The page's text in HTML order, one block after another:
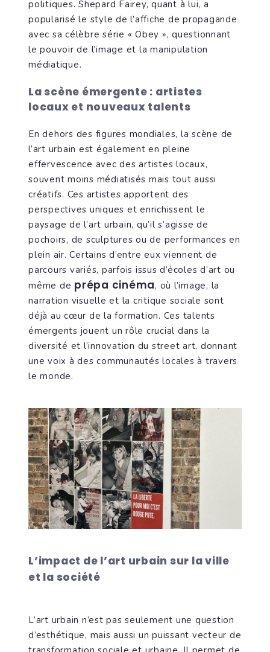
politiques. Shepard Fairey, quant à lui, a
popularisé le style de l’affiche de propagande
avec sa célèbre série « Obey », questionnant
le pouvoir de l’image et la manipulation
médiatique.
La scène émergente : artistes
locaux et nouveaux talents
En dehors des figures mondiales, la scène de
l’art urbain est également en pleine
effervescence avec des artistes locaux,
souvent moins médiatisés mais tout aussi
créatifs. Ces artistes apportent des
perspectives uniques et enrichissent le
paysage de l’art urbain, qu’il s’agisse de
pochoirs, de sculptures ou de performances en
plein air. Certains d’entre eux viennent de
parcours variés, parfois issus d’écoles d’art ou
même de prépa cinéma, où l’image, la
narration visuelle et la critique sociale sont
déjà au cœur de la formation. Ces talents
émergents jouent un rôle crucial dans la
diversité et l’innovation du street art, donnant
une voix à des communautés locales à travers
le monde.
L’impact de l’art urbain sur la ville
et la société
L’art urbain n’est pas seulement une question
d’esthétique, mais aussi un puissant vecteur de